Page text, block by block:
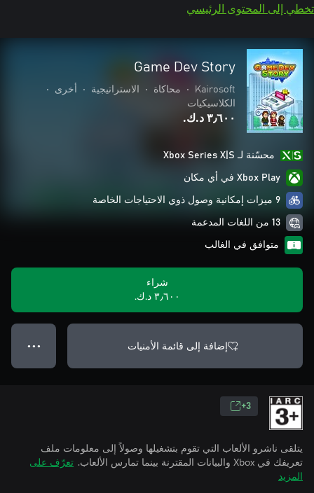
تخطي إلى المحتوى الرئيسي
Game Dev Story
Kairosoft
• محاكاة • الاستراتيجية • أخرى
•
الكلاسيكيات
٣٫٦٠٠ د.ك.‏
محسّنة لـ Xbox Series X|S
Xbox Play في أي مكان
9 ميزات إمكانية وصول ذوي الاحتياجات الخاصة
13 من اللغات المدعمة
متوافق في الغالب
شراء
٣٫٦٠٠ د.ك.‏
إضافة إلى قائمة الأمنيات ● ● ●
3+
يتلقى ناشرو الألعاب التي تقوم بتشغيلها وصولاً إلى معلومات ملف
تعريفك في Xbox والبيانات المقترنة بينما تمارس الألعاب.
تعرّف على
المزيد